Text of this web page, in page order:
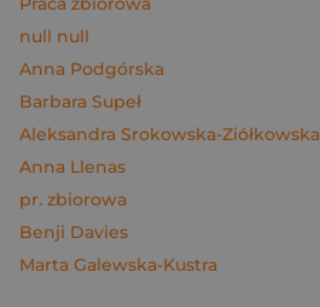
null null
Anna Podgórska
Barbara Supeł
Aleksandra Srokowska-Ziółkowska
Anna Llenas
pr. zbiorowa
Benji Davies
Marta Galewska-Kustra